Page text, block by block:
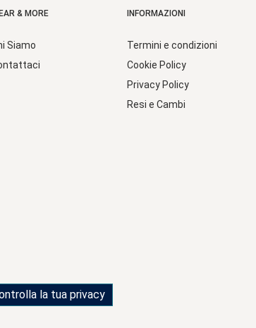
& MORE
Siamo
INFORMAZIONI
Termini e condizioni
Cookie Policy
Privacy Policy
Resi e Cambi
la tua privacy